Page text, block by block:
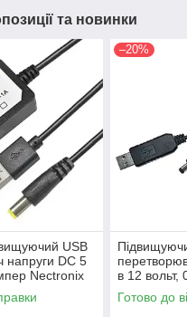
та новинки
USB
напруги DC 5
Nectronix
–20%
в 12 вольт,
штекер
Готово до